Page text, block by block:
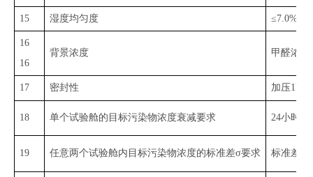
15 湿度均匀度 ≤7.0%
16
16
背景浓度 甲醛浓度
17 密封性 加压
18 单个试验舱的目标污染物浓度衰减要求 24小时甲
19 任意两个试验舱内目标污染物浓度的标准差σ要求 标准差大